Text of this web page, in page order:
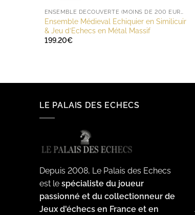
ENSEMBLE DÉCOUVERTE (MOINS DE 200 EUROS)
Ensemble Médieval Echiquier en Similicuir
& Jeu d’Echecs en Métal Massif
199.20€
LE PALAIS DES ECHECS
Depuis 2008, Le Palais des Echecs
est le spécialiste du joueur
passionné et du collectionneur de
Jeux d'échecs en France et en